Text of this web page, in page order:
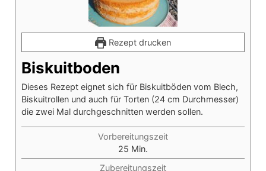
Rezept drucken
Biskuitboden
Dieses Rezept eignet sich für Biskuitböden vom Blech,
Biskuitrollen und auch für Torten (24 cm Durchmesser)
die zwei Mal durchgeschnitten werden sollen.
Vorbereitungszeit
25 Minuten
Min.
Zubereitungszeit